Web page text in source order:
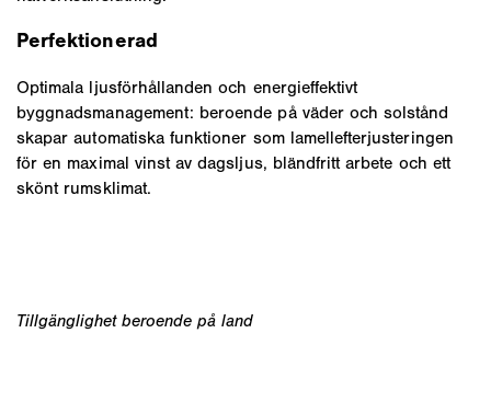
Perfektionerad
Optimala ljusförhållanden och energieffektivt
byggnadsmanagement: beroende på väder och solstånd
skapar automatiska funktioner som lamellefterjusteringen
för en maximal vinst av dagsljus, bländfritt arbete och ett
skönt rumsklimat.